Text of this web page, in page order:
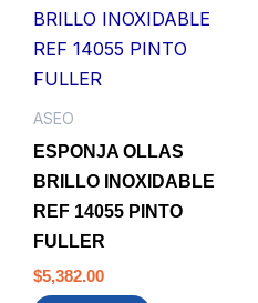
ASEO
ESPONJA OLLAS
BRILLO INOXIDABLE
REF 14055 PINTO
FULLER
$5,382.00